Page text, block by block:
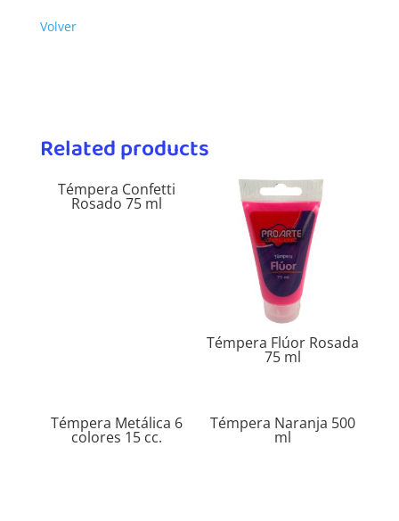
Volver
Related products
Témpera Confetti
Rosado 75 ml
Témpera Flúor Rosada
75 ml
Témpera Metálica 6
colores 15 cc.
Témpera Naranja 500
ml